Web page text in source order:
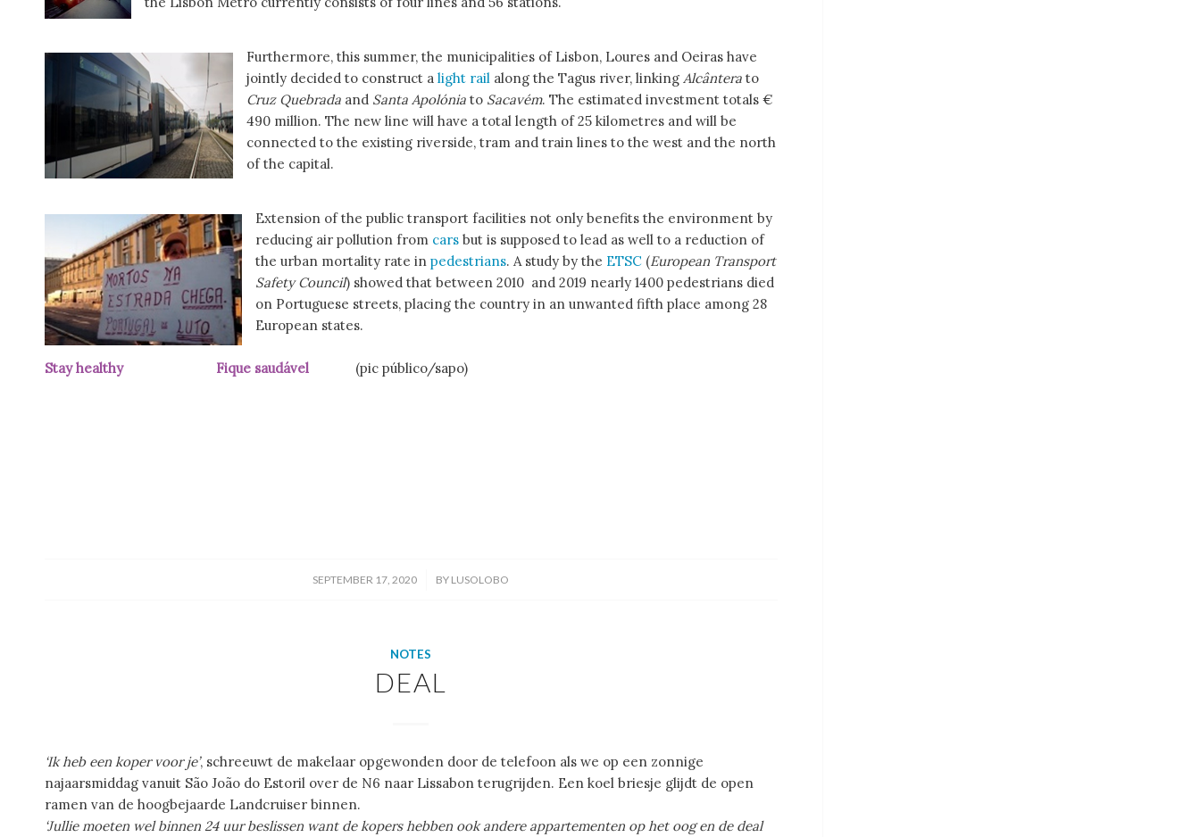
Furthermore, this summer, the municipalities of Lisbon, Loures and Oeiras have
jointly decided to construct a light rail along the Tagus river, linking Alcântera to
Cruz Quebrada and Santa Apolónia to Sacavém. The estimated investment totals €
490 million. The new line will have a total length of 25 kilometres and will be
connected to the existing riverside, tram and train lines to the west and the north
of the capital.
Extension of the public transport facilities not only benefits the environment by
reducing air pollution from cars but is supposed to lead as well to a reduction of
the urban mortality rate in pedestrians. A study by the ETSC (European Transport
Safety Council) showed that between 2010 and 2019 nearly 1400 pedestrians died
on Portuguese streets, placing the country in an unwanted fifth place among 28
European states.
Stay healthy Fique saudável (pic público/sapo)
SEPTEMBER 17, 2020
/ BY LUSOLOBO
NOTES
DEAL
‘Ik heb een koper voor je’, schreeuwt de makelaar opgewonden door de telefoon als we op een zonnige
najaarsmiddag vanuit São João do Estoril over de N6 naar Lissabon terugrijden. Een koel briesje glijdt de open
ramen van de hoogbejaarde Landcruiser binnen.
‘Jullie moeten wel binnen 24 uur beslissen want de kopers hebben ook andere appartementen op het oog en de deal